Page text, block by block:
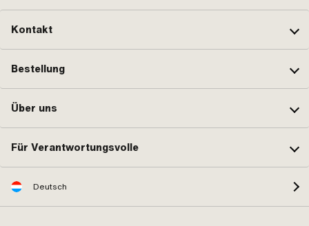
Kontakt
Bestellung
Über uns
Für Verantwortungsvolle
Deutsch